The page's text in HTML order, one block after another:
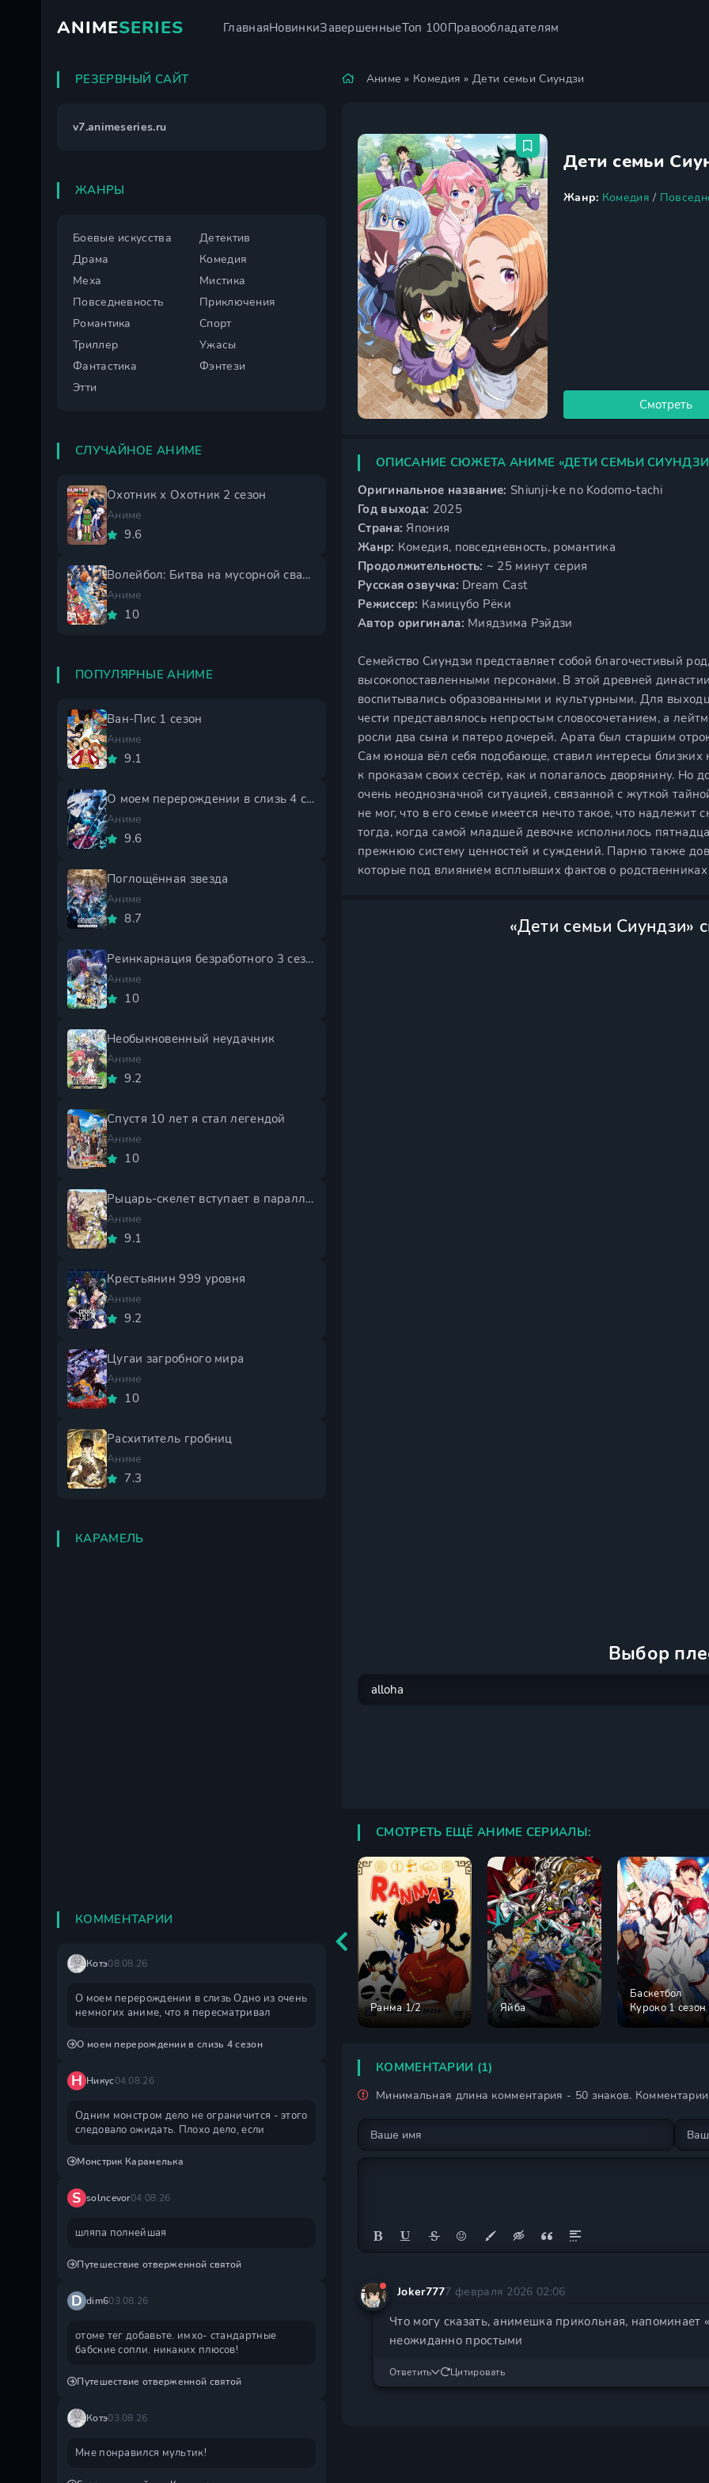
ANIMESERIES ГлавнаяНовинкиЗавершенныеТоп 100Правообладателям
Аниме » Комедия » Дети семьи Сиундзи
Дети семьи
Жанр: Комедия /
Смотреть
ОПИСАНИЕ СЮЖЕТА АНИМЕ «ДЕТИ СЕМЬИ
Оригинальное название: Shiunji-ke no Kodomo-tachi
Год выхода: 2025
Страна: Япония
Жанр: Комедия, повседневность, романтика
Продолжительность: ~ 25 минут серия
Русская озвучка: Dream Cast
Режиссер: Камицубо Рёки
Автор оригинала: Миядзима Рэйдзи
Семейство Сиундзи представляет собой благочестивый
высокопоставленными персонами. В этой древней
воспитывались образованными и культурными. Для
чести представлялось непростым словосочетанием, а
росли два сына и пятеро дочерей. Арата был старшим
Сам юноша вёл себя подобающе, ставил интересы близких
к проказам своих сестёр, как и полагалось дворянину. Но
очень неоднозначной ситуацией, связанной с жуткой
не мог, что в его семье имеется нечто такое, что надлежит
тогда, когда самой младшей девочке исполнилось
прежнюю систему ценностей и суждений. Парню также
которые под влиянием всплывших фактов о
«Дети семьи Сиундзи»
Выбор
СМОТРЕТЬ ЕЩЁ АНИМЕ СЕРИАЛЫ:
Ранма 1/2 Яйба
Баскетбол
Куроко 1 сезон
КОММЕНТАРИИ (1)
Минимальная длина комментария - 50 знаков.
Joker7777 февраля 2026 02:06
Что могу сказать, анимешка прикольная, напоминает
неожиданно простыми
Ответить Цитировать
РЕЗЕРВНЫЙ САЙТ
v7.animeseries.ru
ЖАНРЫ
Боевые искусства
Детектив
Драма
Комедия
Меха
Мистика
Повседневность
Приключения
Романтика
Спорт
Триллер
Ужасы
Фантастика
Фэнтези
Этти
СЛУЧАЙНОЕ АНИМЕ
Охотник х Охотник 2 сезон
Аниме
9.6
Волейбол: Битва на мусорной свалке
Аниме
10
ПОПУЛЯРНЫЕ АНИМЕ
Ван-Пис 1 сезон
Аниме
9.1
О моем перерождении в слизь 4 сезон
Аниме
9.6
Поглощённая звезда
Аниме
8.7
Реинкарнация безработного 3 сезон
Аниме
10
Необыкновенный неудачник
Аниме
9.2
Спустя 10 лет я стал легендой
Аниме
10
Рыцарь-скелет вступает в параллельный мир 2 сезон
Аниме
9.1
Крестьянин 999 уровня
Аниме
9.2
Цугаи загробного мира
Аниме
10
Расхититель гробниц
Аниме
7.3
КАРАМЕЛЬ
КОММЕНТАРИИ
Котэ08.08.26
О моем перерождении в слизь Одно из очень
немногих аниме, что я пересматривал
О моем перерождении в слизь 4 сезон
Н Никус04.08.26
Одним монстром дело не ограничится - этого
следовало ожидать. Плохо дело, если
Монстрик Карамелька
S solncevor04.08.26
шляпа полнейшая
Путешествие отверженной святой
D dim603.08.26
отоме тег добавьте. имхо- стандартные
бабские сопли. никаких плюсов!
Путешествие отверженной святой
Котэ03.08.26
Мне понравился мультик!